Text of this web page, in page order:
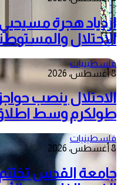
ازدياد هجرة
الاحتلال
فلسطينيات
8 أغسطس، 2026
الاحتلال ينصب
طولكرم وسط
فلسطينيات
8 أغسطس، 2026
جامعة القدس